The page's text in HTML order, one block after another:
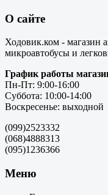
О сайте
Ходовик.ком - магазин
микроавтобусы и
График работы
Пн-Пт: 9:00-16:00
Суббота: 10:00-14:00
Воскресенье: выходной
(099)2523332
(068)4888313
(095)1236366
Меню